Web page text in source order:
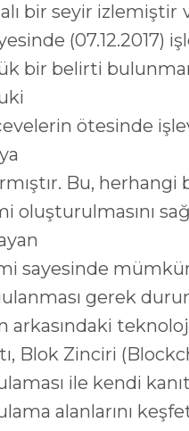
bir seyir izlemiştir
(07.12.2017)
bir belirti
ötesinde
Bu,
oluşturulmasını
sayesinde
gerek
arkasındaki
Blok Zinciri
ile kendi
alanlarını